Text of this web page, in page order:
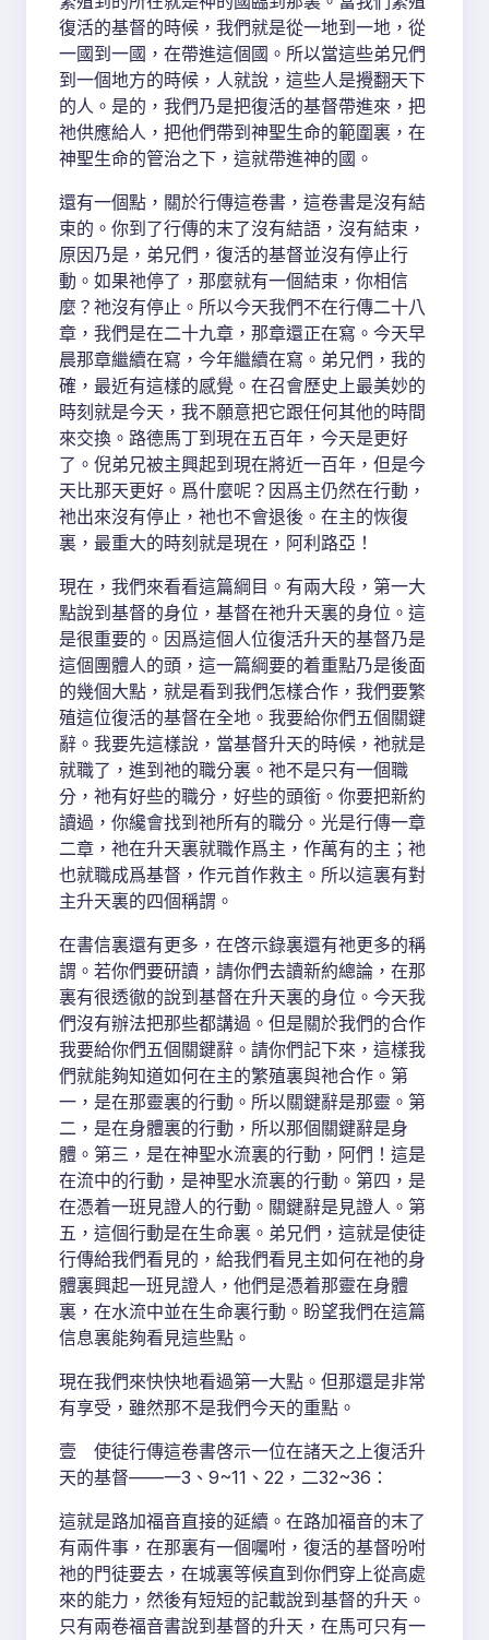
復活的基督的時候，我們就是從一地到一地，從
一國到一國，在帶進這個國。所以當這些弟兄們
到一個地方的時候，人就說，這些人是攪翻天下
的人。是的，我們乃是把復活的基督帶進來，把
祂供應給人，把他們帶到神聖生命的範圍裏，在
神聖生命的管治之下，這就帶進神的國。
還有一個點，關於行傳這卷書，這卷書是沒有結
束的。你到了行傳的末了沒有結語，沒有結束，
原因乃是，弟兄們，復活的基督並沒有停止行
動。如果祂停了，那麼就有一個結束，你相信
麼？祂沒有停止。所以今天我們不在行傳二十八
章，我們是在二十九章，那章還正在寫。今天早
晨那章繼續在寫，今年繼續在寫。弟兄們，我的
確，最近有這樣的感覺。在召會歷史上最美妙的
時刻就是今天，我不願意把它跟任何其他的時間
來交換。路德馬丁到現在五百年，今天是更好
了。倪弟兄被主興起到現在將近一百年，但是今
天比那天更好。爲什麼呢？因爲主仍然在行動，
祂出來沒有停止，祂也不會退後。在主的恢復
裏，最重大的時刻就是現在，阿利路亞！
現在，我們來看看這篇綱目。有兩大段，第一大
點說到基督的身位，基督在祂升天裏的身位。這
是很重要的。因爲這個人位復活升天的基督乃是
這個團體人的頭，這一篇綱要的着重點乃是後面
的幾個大點，就是看到我們怎樣合作，我們要繁
殖這位復活的基督在全地。我要給你們五個關鍵
辭。我要先這樣說，當基督升天的時候，祂就是
就職了，進到祂的職分裏。祂不是只有一個職
分，祂有好些的職分，好些的頭銜。你要把新約
讀過，你纔會找到祂所有的職分。光是行傳一章
二章，祂在升天裏就職作爲主，作萬有的主；祂
也就職成爲基督，作元首作救主。所以這裏有對
主升天裏的四個稱謂。
在書信裏還有更多，在啓示錄裏還有祂更多的稱
謂。若你們要研讀，請你們去讀新約總論，在那
裏有很透徹的說到基督在升天裏的身位。今天我
們沒有辦法把那些都講過。但是關於我們的合作
我要給你們五個關鍵辭。請你們記下來，這樣我
們就能夠知道如何在主的繁殖裏與祂合作。第
一，是在那靈裏的行動。所以關鍵辭是那靈。第
二，是在身體裏的行動，所以那個關鍵辭是身
體。第三，是在神聖水流裏的行動，阿們！這是
在流中的行動，是神聖水流裏的行動。第四，是
在憑着一班見證人的行動。關鍵辭是見證人。第
五，這個行動是在生命裏。弟兄們，這就是使徒
行傳給我們看見的，給我們看見主如何在祂的身
體裏興起一班見證人，他們是憑着那靈在身體
裏，在水流中並在生命裏行動。盼望我們在這篇
信息裏能夠看見這些點。
現在我們來快快地看過第一大點。但那還是非常
有享受，雖然那不是我們今天的重點。
壹 使徒行傳這卷書啓示一位在諸天之上復活升
天的基督——一3、9~11、22，二32~36：
這就是路加福音直接的延續。在路加福音的末了
有兩件事，在那裏有一個囑咐，復活的基督吩咐
祂的門徒要去，在城裏等候直到你們穿上從高處
來的能力，然後有短短的記載說到基督的升天。
只有兩卷福音書說到基督的升天，在馬可只有一